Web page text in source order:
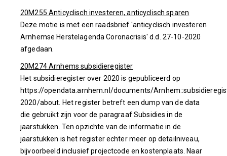
20M255 Anticyclisch investeren, anticyclisch sparen
Deze motie is met een raadsbrief 'anticyclisch investeren
Arnhemse Herstelagenda Coronacrisis' d.d. 27-10-2020
afgedaan.
20M274 Arnhems subsidieregister
Het subsidieregister over 2020 is gepubliceerd op
https://opendata.arnhem.nl/documents/
2020/about. Het register betreft een dump van de data
die gebruikt zijn voor de paragraaf Subsidies in de
jaarstukken. Ten opzichte van de informatie in de
jaarstukken is het register echter meer op detailniveau,
bijvoorbeeld inclusief projectcode en kostenplaats. Naar